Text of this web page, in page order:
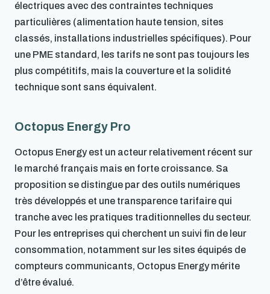
électriques avec des contraintes techniques
particulières (alimentation haute tension, sites
classés, installations industrielles spécifiques). Pour
une PME standard, les tarifs ne sont pas toujours les
plus compétitifs, mais la couverture et la solidité
technique sont sans équivalent.
Octopus Energy Pro
Octopus Energy est un acteur relativement récent sur
le marché français mais en forte croissance. Sa
proposition se distingue par des outils numériques
très développés et une transparence tarifaire qui
tranche avec les pratiques traditionnelles du secteur.
Pour les entreprises qui cherchent un suivi fin de leur
consommation, notamment sur les sites équipés de
compteurs communicants, Octopus Energy mérite
d’être évalué.